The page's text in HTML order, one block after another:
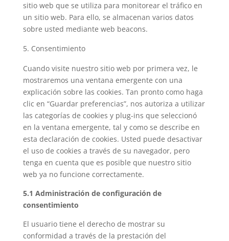
sitio web que se utiliza para monitorear el tráfico en
un sitio web. Para ello, se almacenan varios datos
sobre usted mediante web beacons.
Consentimiento
Cuando visite nuestro sitio web por primera vez, le
mostraremos una ventana emergente con una
explicación sobre las cookies. Tan pronto como haga
clic en “Guardar preferencias”, nos autoriza a utilizar
las categorías de cookies y plug-ins que seleccionó
en la ventana emergente, tal y como se describe en
esta declaración de cookies. Usted puede desactivar
el uso de cookies a través de su navegador, pero
tenga en cuenta que es posible que nuestro sitio
web ya no funcione correctamente.
5.1 Administración de configuración de
consentimiento
El usuario tiene el derecho de mostrar su
conformidad a través de la prestación del